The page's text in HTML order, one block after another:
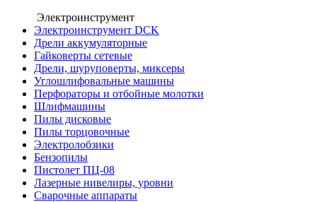
Электроинструмент
Электроинструмент DCK
Дрели аккумуляторные
Гайковерты сетевые
Дрели, шуруповерты, миксеры
Углошлифовальные машины
Перфораторы и отбойные молотки
Шлифмашины
Пилы дисковые
Пилы торцовочные
Электролобзики
Бензопилы
Пистолет ПЦ-08
Лазерные нивелиры, уровни
Сварочные аппараты